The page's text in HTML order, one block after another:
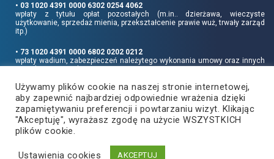
• 03 1020 4391 0000 6302 0254 4062
wpłaty z tytułu opłat pozostałych (m.in.. dzierżawa, wieczyste
użytkowanie, sprzedaż mienia, przekształcenie prawie wuż, trwały zarząd
itp.)
• 73 1020 4391 0000 6802 0202 0212
wpłaty wadium, zabezpieczeń należytego wykonania umowy oraz innych
Informujemy, że opłatę skarbową należy uiszczać na rachunek Urzędu
Miasta Rzeszowa:
• 90 1240 6960 3851 0062 0000 0423
Copyright2021©
Używamy plików cookie na naszej stronie internetowej,
aby zapewnić najbardziej odpowiednie wrażenia dzięki
zapamiętywaniu preferencji i powtarzaniu wizyt. Klikając
"Akceptuję", wyrażasz zgodę na użycie WSZYSTKICH
plików cookie.
Ustawienia cookies AKCEPTUJ